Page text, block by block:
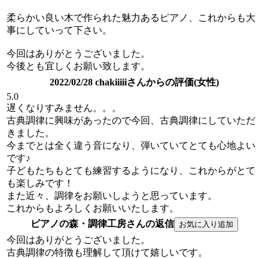
柔らかい良い木で作られた魅力あるピアノ、これからも大
事にしていって下さい。
今回はありがとうございました。
今後とも宜しくお願い致します。
2022/02/28 chakiiiiiさんからの評価(女性)
5.0
遅くなりすみません。。。
古典調律に興味があったので今回、古典調律にしていただ
きました。
今までとは全く違う音になり、弾いていてとても心地よい
です♪
子どもたちもとても練習するようになり、これからがとて
も楽しみです！
また近々、調律をお願いしようと思っています。
これからもよろしくお願いいたします。
ピアノの森・調律工房さんの返信
今回はありがとうございました。
古典調律の特徴も理解して頂けて嬉しいです。